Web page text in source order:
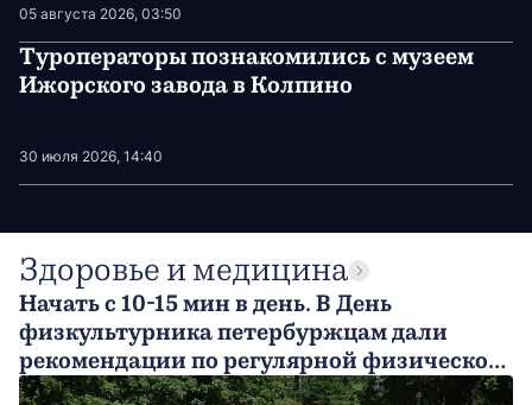
05 августа 2026, 03:50
Туроператоры познакомились с музеем
Ижорского завода в Колпино
30 июля 2026, 14:40
Здоровье и медицина
Начать с 10-15 мин в день. В День
физкультурника петербуржцам дали
рекомендации по регулярной физической
активности